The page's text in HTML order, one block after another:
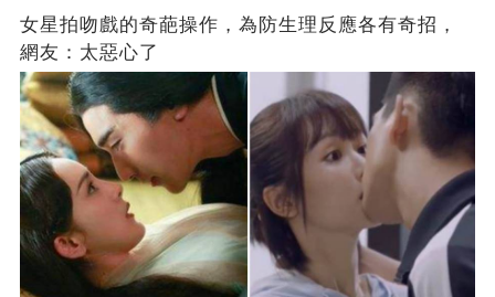
女星拍吻戲的奇葩操作，為防生理反應各有奇招，
網友：太惡心了